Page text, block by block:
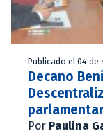
Publicado el 04 de
Decano
Por Paulina